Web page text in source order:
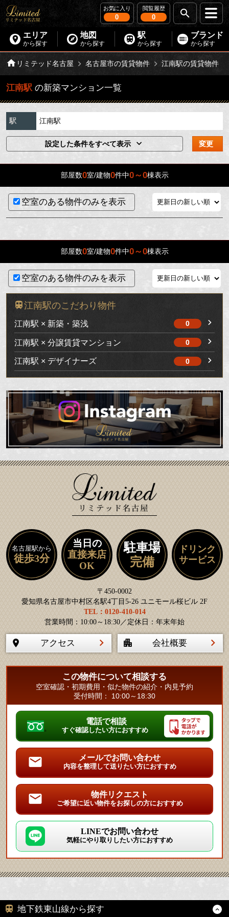
お気に入り
0
閲覧履歴
0
エリア
から探す
地図
から探す
駅
から探す
ブランド
から探す
リミテッド名古屋 名古屋市の賃貸物件 江南駅の賃貸物件
江南駅 の新築マンション一覧
駅 江南駅
設定した条件をすべて表示 変更
部屋数0室/建物0件中0～0棟表示
空室のある物件のみを表示
部屋数0室/建物0件中0～0棟表示
空室のある物件のみを表示
江南駅のこだわり物件
江南駅 × 新築・築浅 0
江南駅 × 分譲賃貸マンション 0
江南駅 × デザイナーズ 0
名古屋駅から
徒歩3分
当日の
直接来店
OK
駐車場
完備
ドリンク
サービス
〒450-0002
愛知県名古屋市中村区名駅4丁目5-26 ユニモール桜ビル 2F
TEL：0120-410-014
営業時間：10:00～18:30／定休日：年末年始
アクセス 会社概要
この物件について相談する
空室確認・初期費用・似た物件の紹介・内見予約
受付時間： 10:00～18:30
電話で相談
すぐ確認したい方におすすめ
メールでお問い合わせ
内容を整理して送りたい方におすすめ
物件リクエスト
ご希望に近い物件をお探しの方におすすめ
LINEでお問い合わせ
気軽にやり取りしたい方におすすめ
地下鉄東山線から探す